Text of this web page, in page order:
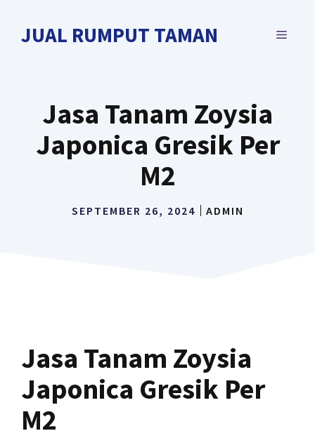
JUAL RUMPUT TAMAN MENU
Jasa Tanam Zoysia
Japonica Gresik Per
M2
SEPTEMBER 26, 2024 ADMIN
Jasa Tanam Zoysia
Japonica Gresik Per
M2